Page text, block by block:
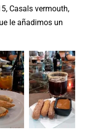
Casals vermouth,
le añadimos un